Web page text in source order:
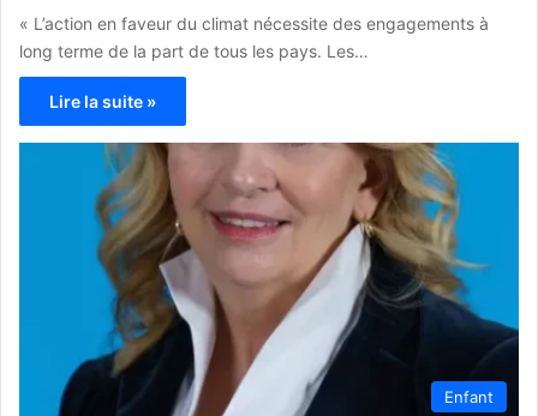
« L’action en faveur du climat nécessite des engagements à
long terme de la part de tous les pays. Les…
Lire la suite »
Enfant